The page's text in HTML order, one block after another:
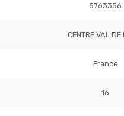
5763356
CENTRE VAL DE
France
16